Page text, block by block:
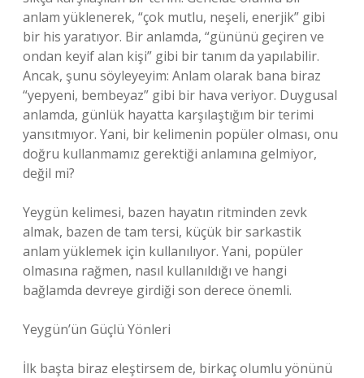
anlam yüklenerek, “çok mutlu, neşeli, enerjik” gibi
bir his yaratıyor. Bir anlamda, “gününü geçiren ve
ondan keyif alan kişi” gibi bir tanım da yapılabilir.
Ancak, şunu söyleyeyim: Anlam olarak bana biraz
“yepyeni, bembeyaz” gibi bir hava veriyor. Duygusal
anlamda, günlük hayatta karşılaştığım bir terimi
yansıtmıyor. Yani, bir kelimenin popüler olması, onu
doğru kullanmamız gerektiği anlamına gelmiyor,
değil mi?
Yeygün kelimesi, bazen hayatın ritminden zevk
almak, bazen de tam tersi, küçük bir sarkastik
anlam yüklemek için kullanılıyor. Yani, popüler
olmasına rağmen, nasıl kullanıldığı ve hangi
bağlamda devreye girdiği son derece önemli.
Yeygün’ün Güçlü Yönleri
İlk başta biraz eleştirsem de, birkaç olumlu yönünü